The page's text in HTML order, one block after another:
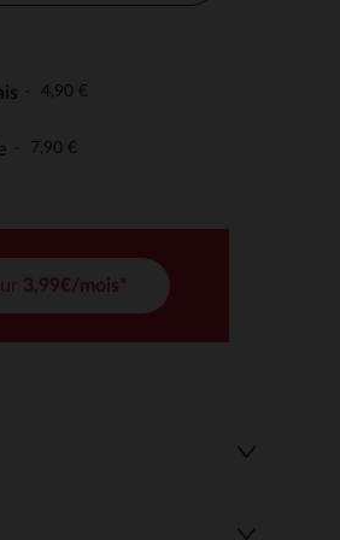
garantissant la conformité avec
4,90 €
7,90 €
3,99€/mois*